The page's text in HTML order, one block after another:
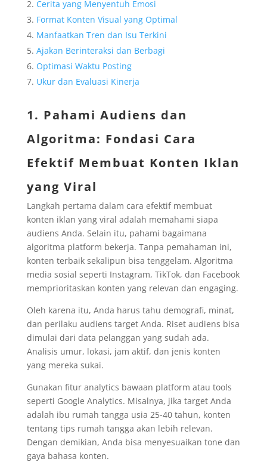
Cerita yang Menyentuh Emosi
Format Konten Visual yang Optimal
Manfaatkan Tren dan Isu Terkini
Ajakan Berinteraksi dan Berbagi
Optimasi Waktu Posting
Ukur dan Evaluasi Kinerja
1. Pahami Audiens dan
Algoritma: Fondasi Cara
Efektif Membuat Konten Iklan
yang Viral
Langkah pertama dalam cara efektif membuat
konten iklan yang viral adalah memahami siapa
audiens Anda. Selain itu, pahami bagaimana
algoritma platform bekerja. Tanpa pemahaman ini,
konten terbaik sekalipun bisa tenggelam. Algoritma
media sosial seperti Instagram, TikTok, dan Facebook
memprioritaskan konten yang relevan dan engaging.
Oleh karena itu, Anda harus tahu demografi, minat,
dan perilaku audiens target Anda. Riset audiens bisa
dimulai dari data pelanggan yang sudah ada.
Analisis umur, lokasi, jam aktif, dan jenis konten
yang mereka sukai.
Gunakan fitur analytics bawaan platform atau tools
seperti Google Analytics. Misalnya, jika target Anda
adalah ibu rumah tangga usia 25-40 tahun, konten
tentang tips rumah tangga akan lebih relevan.
Dengan demikian, Anda bisa menyesuaikan tone dan
gaya bahasa konten.